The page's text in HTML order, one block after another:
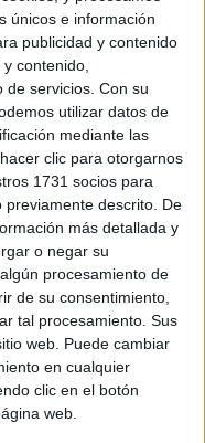
únicos e información
publicidad y contenido
contenido,
servicios. Con su
utilizar datos de
mediante las
clic para otorgarnos
1731 socios para
descrito. De
más detallada y
o negar su
procesamiento de
de su consentimiento,
tal procesamiento. Sus
web. Puede cambiar
en cualquier
clic en el botón
web.
concreta “una de
brindar apoyo a la
después de que
herida de bala. Allí se
Local vestidos de
con cascos y
rápido y
el país sus destrezas.
de superación y
y material.“Los
que nos los
como dianas”,
y mejora
despertó
y sociales que ha